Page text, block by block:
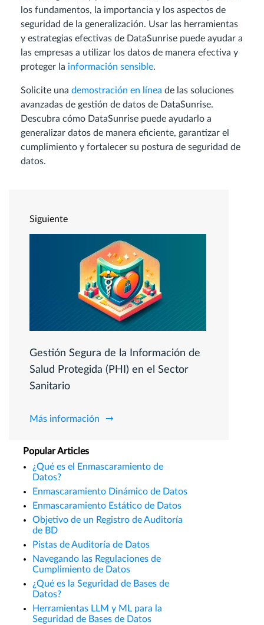
los fundamentos, la importancia y los aspectos de
seguridad de la generalización. Usar las herramientas
y estrategias efectivas de DataSunrise puede ayudar a
las empresas a utilizar los datos de manera efectiva y
proteger la información sensible.
Solicite una demostración en línea de las soluciones
avanzadas de gestión de datos de DataSunrise.
Descubra cómo DataSunrise puede ayudarlo a
generalizar datos de manera eficiente, garantizar el
cumplimiento y fortalecer su postura de seguridad de
datos.
Siguiente
Gestión Segura de la Información de
Salud Protegida (PHI) en el Sector
Sanitario
Más información
Popular Articles
¿Qué es el Enmascaramiento de
Datos?
Enmascaramiento Dinámico de Datos
Enmascaramiento Estático de Datos
Objetivo de un Registro de Auditoría
de BD
Pistas de Auditoría de Datos
Navegando las Regulaciones de
Cumplimiento de Datos
¿Qué es la Seguridad de Bases de
Datos?
Herramientas LLM y ML para la
Seguridad de Bases de Datos